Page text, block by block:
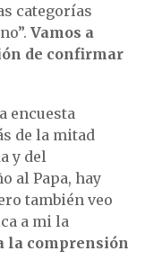
categorías
Vamos a
de confirmar
encuesta
de la mitad
y del
al Papa, hay
también veo
a mi la
la comprensión